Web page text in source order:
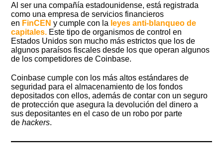
Al ser una compañía estadounidense, está registrada
como una empresa de servicios financieros
en FinCEN y cumple con la leyes anti-blanqueo de
capitales. Este tipo de organismos de control en
Estados Unidos son mucho más estrictos que los de
algunos paraísos fiscales desde los que operan algunos
de los competidores de Coinbase.
Coinbase cumple con los más altos estándares de
seguridad para el almacenamiento de los fondos
depositados con ellos, además de contar con un seguro
de protección que asegura la devolución del dinero a
sus depositantes en el caso de un robo por parte
dehackers.